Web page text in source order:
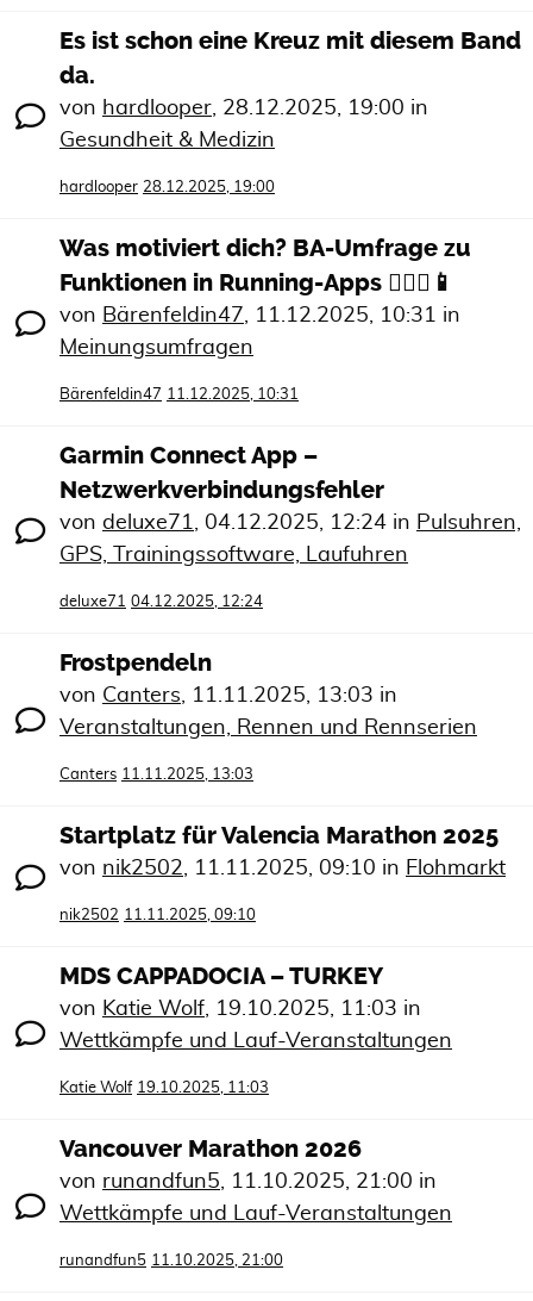
Es ist schon eine Kreuz mit diesem Band
da.
von hardlooper, 28.12.2025, 19:00 in
Gesundheit & Medizin
hardlooper 28.12.2025, 19:00
Was motiviert dich? BA-Umfrage zu
Funktionen in Running-Apps 🏃🏻‍♀️📱
von Bärenfeldin47, 11.12.2025, 10:31 in
Meinungsumfragen
Bärenfeldin47 11.12.2025, 10:31
Garmin Connect App –
Netzwerkverbindungsfehler
von deluxe71, 04.12.2025, 12:24 in Pulsuhren,
GPS, Trainingssoftware, Laufuhren
deluxe71 04.12.2025, 12:24
Frostpendeln
von Canters, 11.11.2025, 13:03 in
Veranstaltungen, Rennen und Rennserien
Canters 11.11.2025, 13:03
Startplatz für Valencia Marathon 2025
von nik2502, 11.11.2025, 09:10 in Flohmarkt
nik2502 11.11.2025, 09:10
MDS CAPPADOCIA – TURKEY
von Katie Wolf, 19.10.2025, 11:03 in
Wettkämpfe und Lauf-Veranstaltungen
Katie Wolf 19.10.2025, 11:03
Vancouver Marathon 2026
von runandfun5, 11.10.2025, 21:00 in
Wettkämpfe und Lauf-Veranstaltungen
runandfun5 11.10.2025, 21:00